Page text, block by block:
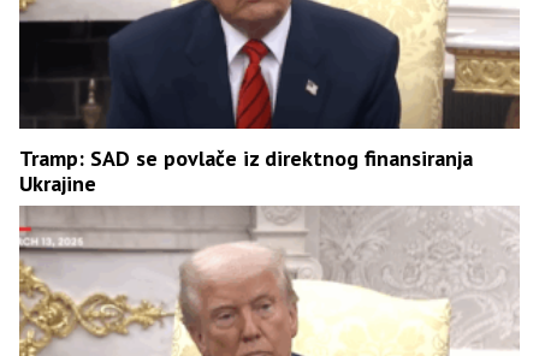
Tramp: SAD se povlače iz direktnog finansiranja
Ukrajine